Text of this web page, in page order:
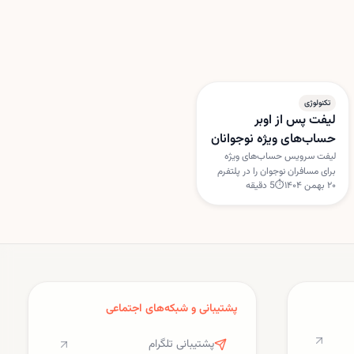
تکنولوژی
لیفت پس از اوبر
حساب‌های ویژه نوجوانان
را راه‌اندازی کرد
لیفت سرویس حساب‌های ویژه
برای مسافران نوجوان را در پلتفرم
خود فعال کرده است؛ خدمتی که
۲۰ بهمن ۱۴۰۴ ⏱
5 دقیقه
پشتیبانی و شبکه‌های اجتماعی
پشتیبانی تلگرام